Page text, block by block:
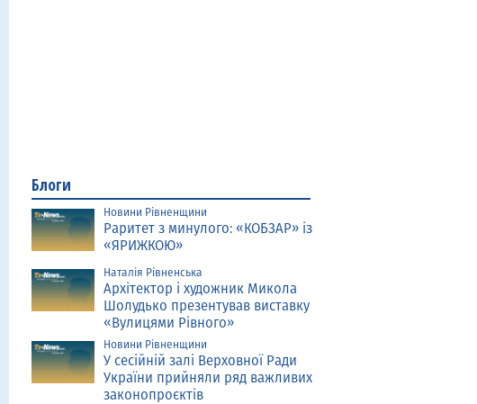
Блоги
Новини Рівненщини
Раритет з минулого: «КОБЗАР» із
«ЯРИЖКОЮ»
Наталія Рівненська
Архітектор і художник Микола
Шолудько презентував виставку
«Вулицями Рівного»
Новини Рівненщини
У сесійній залі Верховної Ради
України прийняли ряд важливих
законопроєктів